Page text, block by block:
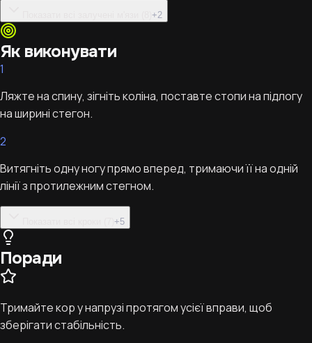
+2
Як виконувати
1
Ляжте на спину, зігніть коліна, поставте стопи на підлогу
на ширині стегон.
2
Витягніть одну ногу прямо вперед, тримаючи її на одній
лінії з протилежним стегном.
+5
Поради
Тримайте кор у напрузі протягом усієї вправи, щоб
зберігати стабільність.